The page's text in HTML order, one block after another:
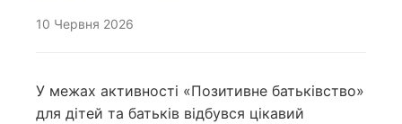
10 Червня 2026
У межах активності «Позитивне батьківство»
для дітей та батьків відбувся цікавий